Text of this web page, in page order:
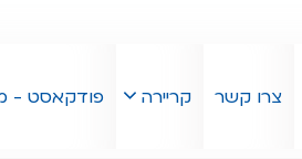
צרו קשר קריירה פודקאסט -